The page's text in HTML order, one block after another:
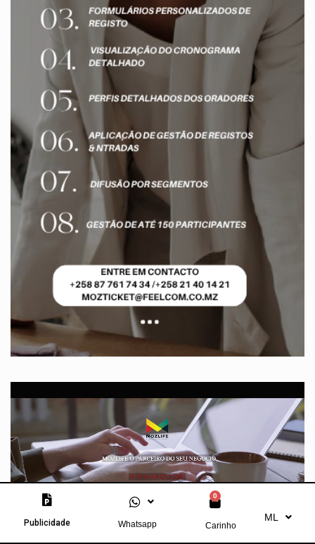
Publicidade Whatsapp
0
Carinho
ML